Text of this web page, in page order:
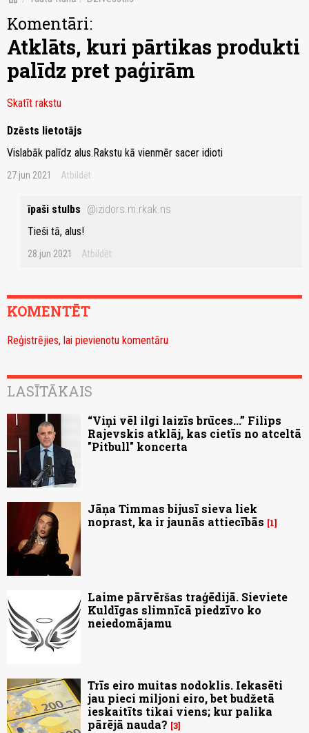
Komentāri:
Atklāts, kuri pārtikas produkti
palīdz pret paģirām
Skatīt rakstu
Dzēsts lietotājs
Vislabāk palīdz alus.Rakstu kā vienmēr sacer idioti
27.jun 2021 Atbildēt
īpaši stulbs @izidors.m.rkak.ns
Tieši tā, alus!
28.jun 2021 Atbildēt
KOMENTĒT
Reģistrējies, lai pievienotu komentāru
LASĪTĀKAIS
“Viņi vēl ilgi laizīs brūces...” Filips
Rajevskis atklāj, kas cietīs no atceltā
"Pitbull" koncerta
Jāņa Timmas bijusī sieva liek
noprast, ka ir jaunās attiecībās
1
Laime pārvēršas traģēdijā. Sieviete
Kuldīgas slimnīcā piedzīvo ko
neiedomājamu
Trīs eiro muitas nodoklis. Iekasēti
jau pieci miljoni eiro, bet budžetā
ieskaitīts tikai viens; kur palika
pārējā nauda? 3